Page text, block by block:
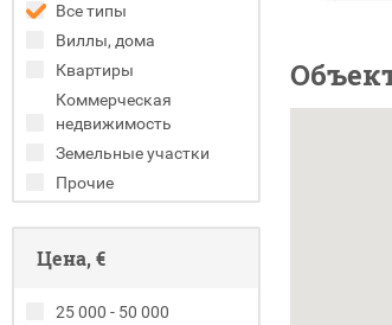
Все типы
Виллы, дома
Квартиры
Коммерческая
недвижимость
Земельные участки
Прочие
Цена, €
25 000 - 50 000